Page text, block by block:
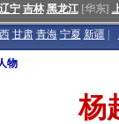
辽宁 吉林 黑龙江[华东]
甘肃 青海 宁夏 新疆
物
杨